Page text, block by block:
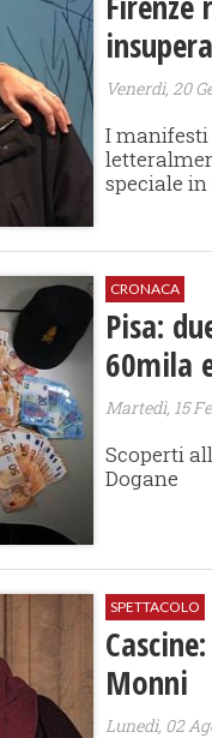
Venerdì, 20
I
speciale
CRONACA
Pisa:
60mila
Martedì, 15
Scoperti
Dogane
SPETTACOLO
Monni
Lunedì, 02